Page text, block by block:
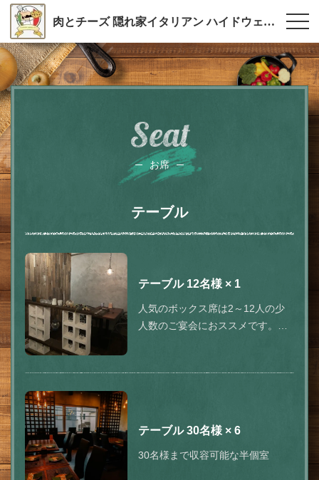
肉とチーズ 隠れ家イタリアン ハイドウェイダイニング555（ファイブ）川越
Seat
お席
テーブル
テーブル12名様 × 1
人気のボックス席は2～12人の少
人数のご宴会におススメです。落
家族同士、歓送迎会、合コンや記
テーブル30名様 × 6
30名様まで収容可能な半個室